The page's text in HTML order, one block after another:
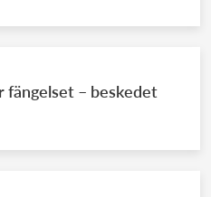
fängelset – beskedet